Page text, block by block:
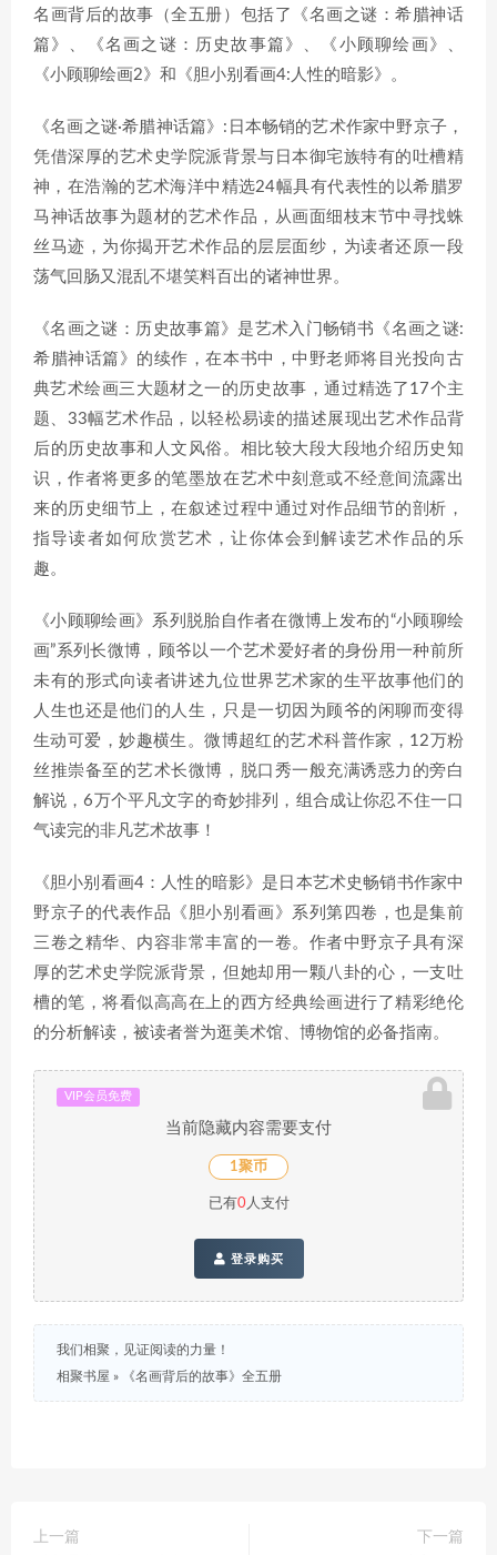
名画背后的故事（全五册）包括了《名画之谜：希腊神话
篇》、《名画之谜：历史故事篇》、《小顾聊绘画》、
《小顾聊绘画2》和《胆小别看画4:人性的暗影》。
《名画之谜·希腊神话篇》:日本畅销的艺术作家中野京子，
凭借深厚的艺术史学院派背景与日本御宅族特有的吐槽精
神，在浩瀚的艺术海洋中精选24幅具有代表性的以希腊罗
马神话故事为题材的艺术作品，从画面细枝末节中寻找蛛
丝马迹，为你揭开艺术作品的层层面纱，为读者还原一段
荡气回肠又混乱不堪笑料百出的诸神世界。
《名画之谜：历史故事篇》是艺术入门畅销书《名画之谜:
希腊神话篇》的续作，在本书中，中野老师将目光投向古
典艺术绘画三大题材之一的历史故事，通过精选了17个主
题、33幅艺术作品，以轻松易读的描述展现出艺术作品背
后的历史故事和人文风俗。相比较大段大段地介绍历史知
识，作者将更多的笔墨放在艺术中刻意或不经意间流露出
来的历史细节上，在叙述过程中通过对作品细节的剖析，
指导读者如何欣赏艺术，让你体会到解读艺术作品的乐
趣。
《小顾聊绘画》系列脱胎自作者在微博上发布的“小顾聊绘
画”系列长微博，顾爷以一个艺术爱好者的身份用一种前所
未有的形式向读者讲述九位世界艺术家的生平故事他们的
人生也还是他们的人生，只是一切因为顾爷的闲聊而变得
生动可爱，妙趣横生。微博超红的艺术科普作家，12万粉
丝推崇备至的艺术长微博，脱口秀一般充满诱惑力的旁白
解说，6万个平凡文字的奇妙排列，组合成让你忍不住一口
气读完的非凡艺术故事！
《胆小别看画4：人性的暗影》是日本艺术史畅销书作家中
野京子的代表作品《胆小别看画》系列第四卷，也是集前
三卷之精华、内容非常丰富的一卷。作者中野京子具有深
厚的艺术史学院派背景，但她却用一颗八卦的心，一支吐
槽的笔，将看似高高在上的西方经典绘画进行了精彩绝伦
的分析解读，被读者誉为逛美术馆、博物馆的必备指南。
VIP会员免费
当前隐藏内容需要支付
1聚币
已有0人支付
登录购买
我们相聚，见证阅读的力量！
相聚书屋 » 《名画背后的故事》全五册
上一篇
下一篇